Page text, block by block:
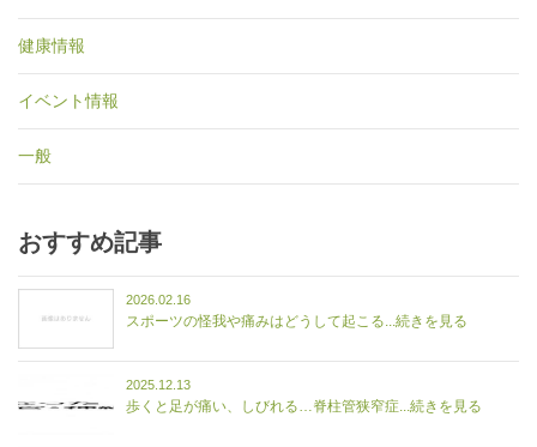
健康情報
イベント情報
一般
おすすめ記事
2026.02.16
スポーツの怪我や痛みはどうして起こる...続きを見る
2025.12.13
歩くと足が痛い、しびれる…脊柱管狭窄症...続きを見る